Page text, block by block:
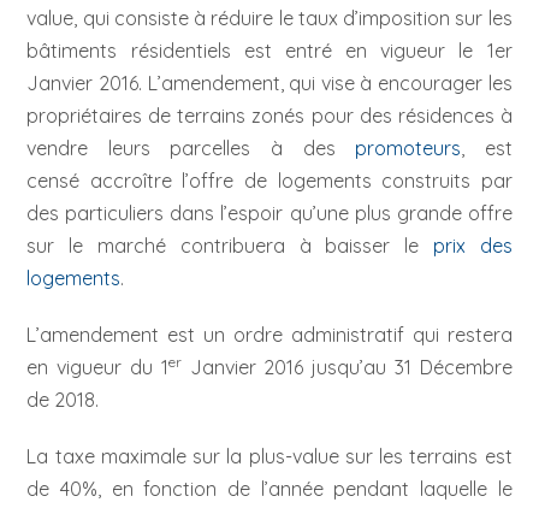
value, qui consiste à réduire le taux d’imposition sur les
bâtiments résidentiels est entré en vigueur le 1er
Janvier 2016. L’amendement, qui vise à encourager les
propriétaires de terrains zonés pour des résidences à
vendre leurs parcelles à des promoteurs, est
censé accroître l’offre de logements construits par
des particuliers dans l’espoir qu’une plus grande offre
sur le marché contribuera à baisser le prix des
logements.
L’amendement est un ordre administratif qui restera
en vigueur du 1erJanvier 2016 jusqu’au 31 Décembre
de 2018.
La taxe maximale sur la plus-value sur les terrains est
de 40%, en fonction de l’année pendant laquelle le